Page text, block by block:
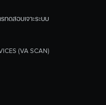
ทดสอบเจาะระบบ
(VA SCAN)